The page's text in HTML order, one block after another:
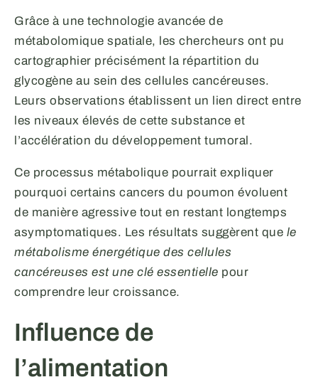
Grâce à une technologie avancée de
métabolomique spatiale, les chercheurs ont pu
cartographier précisément la répartition du
glycogène au sein des cellules cancéreuses.
Leurs observations établissent un lien direct entre
les niveaux élevés de cette substance et
l’accélération du développement tumoral.
Ce processus métabolique pourrait expliquer
pourquoi certains cancers du poumon évoluent
de manière agressive tout en restant longtemps
asymptomatiques. Les résultats suggèrent que le
métabolisme énergétique des cellules
cancéreuses est une clé essentielle pour
comprendre leur croissance.
Influence de
l’alimentation